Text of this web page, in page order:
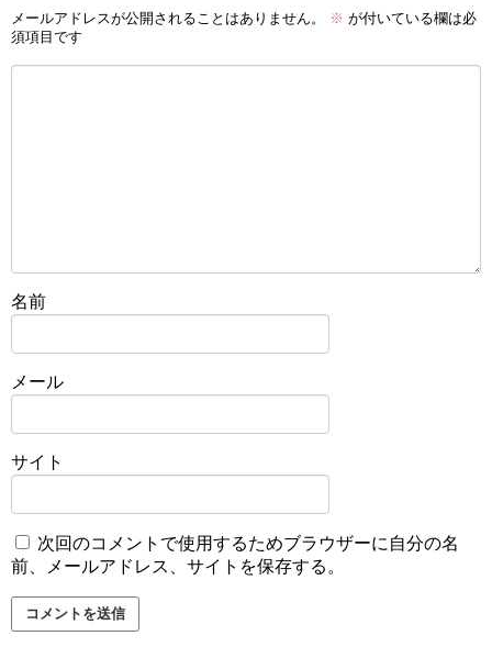
メールアドレスが公開されることはありません。 ※ が付いている欄は必
須項目です
名前
メール
サイト
次回のコメントで使用するためブラウザーに自分の名
前、メールアドレス、サイトを保存する。